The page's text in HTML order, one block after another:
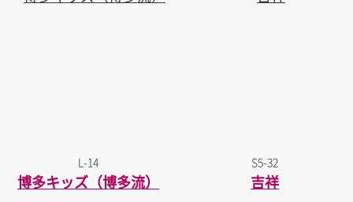
L-14
博多キッズ（博多流）
S5-32
吉祥